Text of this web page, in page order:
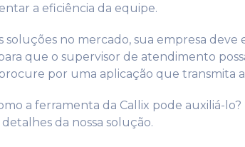
a eficiência da equipe.
soluções no mercado, sua empresa
que o supervisor de atendimento
por uma aplicação que transmita
a ferramenta da Callix pode auxiliá-lo?
da nossa solução.